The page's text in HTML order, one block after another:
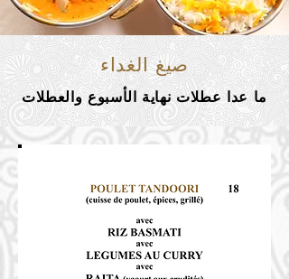
صيغ الغداء
ما عدا عطلات نهاية الأسبوع والعطلات